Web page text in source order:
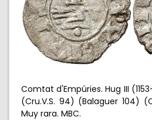
Comtat d'Empúries. Hug III
(Cru.V.S. 94) (Balaguer 104)
Muy rara. MBC.